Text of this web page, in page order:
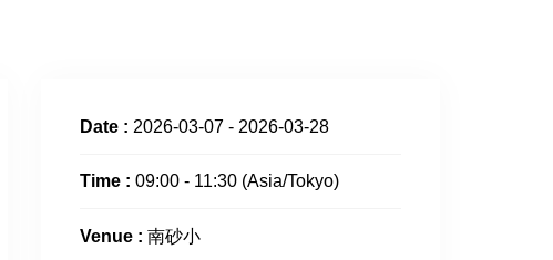
Date : 2026-03-07 - 2026-03-28
Time : 09:00 - 11:30 (Asia/Tokyo)
Venue : 南砂小